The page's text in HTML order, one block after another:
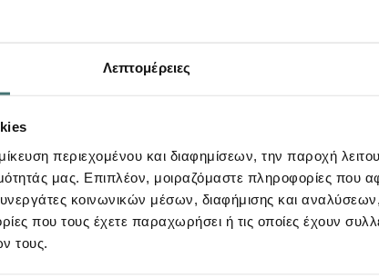
Λεπτομέρειες
περιεχομένου και διαφημίσεων, την παροχή
μας. Επιπλέον, μοιραζόμαστε πληροφορίες που
κοινωνικών μέσων, διαφήμισης και
που τους έχετε παραχωρήσει ή τις οποίες έχουν
τους.
Video